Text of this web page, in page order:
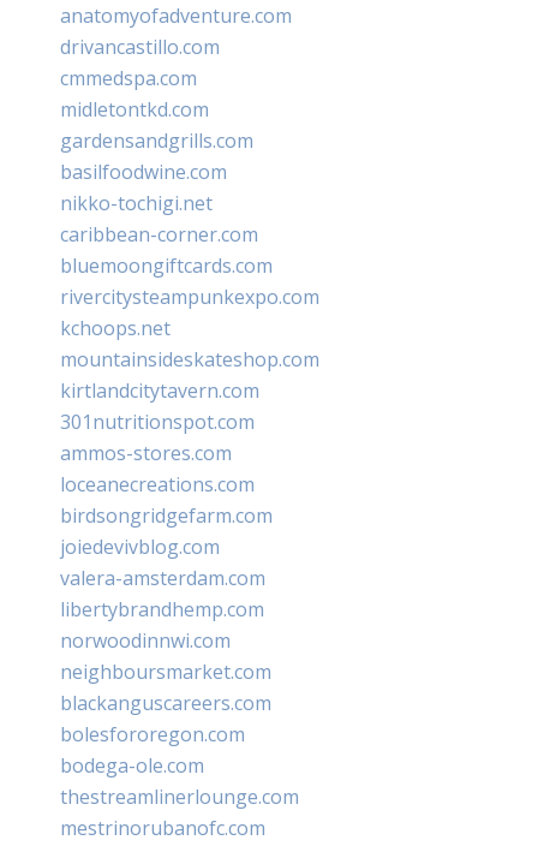
anatomyofadventure.com
drivancastillo.com
cmmedspa.com
midletontkd.com
gardensandgrills.com
basilfoodwine.com
nikko-tochigi.net
caribbean-corner.com
bluemoongiftcards.com
rivercitysteampunkexpo.com
kchoops.net
mountainsideskateshop.com
kirtlandcitytavern.com
301nutritionspot.com
ammos-stores.com
loceanecreations.com
birdsongridgefarm.com
joiedevivblog.com
valera-amsterdam.com
libertybrandhemp.com
norwoodinnwi.com
neighboursmarket.com
blackanguscareers.com
bolesfororegon.com
bodega-ole.com
thestreamlinerlounge.com
mestrinorubanofc.com